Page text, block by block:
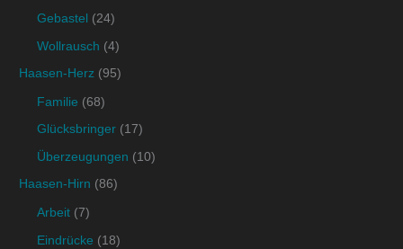
Gebastel (24)
Wollrausch (4)
Haasen-Herz (95)
Familie (68)
Glücksbringer (17)
Überzeugungen (10)
Haasen-Hirn (86)
Arbeit (7)
Eindrücke (18)